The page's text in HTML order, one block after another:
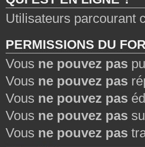
Utilisateurs parcourant
PERMISSIONS DU
Vous ne pouvez pas
Vous ne pouvez pas
Vous ne pouvez pas
Vous ne pouvez pas
Vous ne pouvez pas